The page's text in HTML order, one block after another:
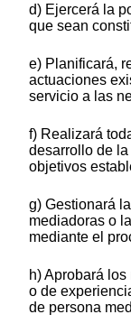
d) Ejercerá la
que sean
e) Planificará,
actuaciones
servicio a las
f) Realizará
desarrollo de
objetivos
g) Gestionará
mediadoras o
mediante el
h) Aprobará
o de
de persona